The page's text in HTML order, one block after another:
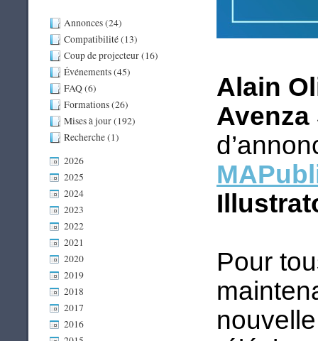
Annonces (24)
Compatibilité (13)
Coup de projecteur (16)
Événements (45)
FAQ (6)
Formations (26)
Mises à jour (192)
Recherche (1)
2026
2025
2024
2023
2022
2021
2020
2019
2018
2017
2016
Alain
Avenza
Pour